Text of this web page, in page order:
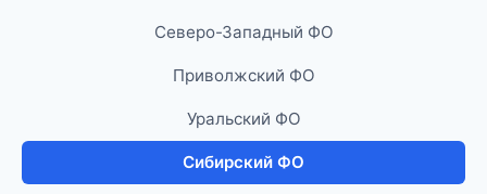
Северо-Западный ФО
Приволжский ФО
Уральский ФО
Сибирский ФО